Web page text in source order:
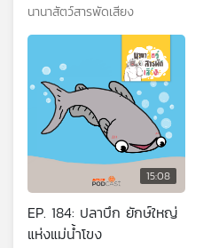
นานาสัตว์สารพัดเสียง
15:08
EP. 184: ปลาบึก ยักษ์ใหญ่
แห่งแม่น้ำโขง